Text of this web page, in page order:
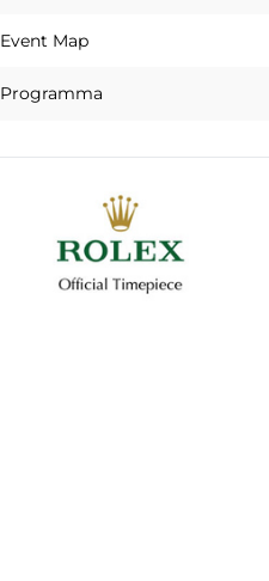
Event Map
Programma